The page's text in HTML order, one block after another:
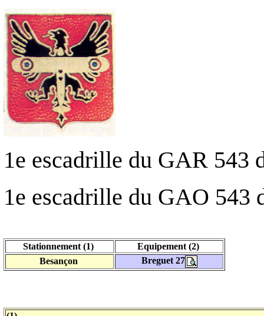
1e escadrille du GAR 543
1e escadrille du GAO 543
Stationnement (1)
Equipement (2)
Besançon
Breguet 27